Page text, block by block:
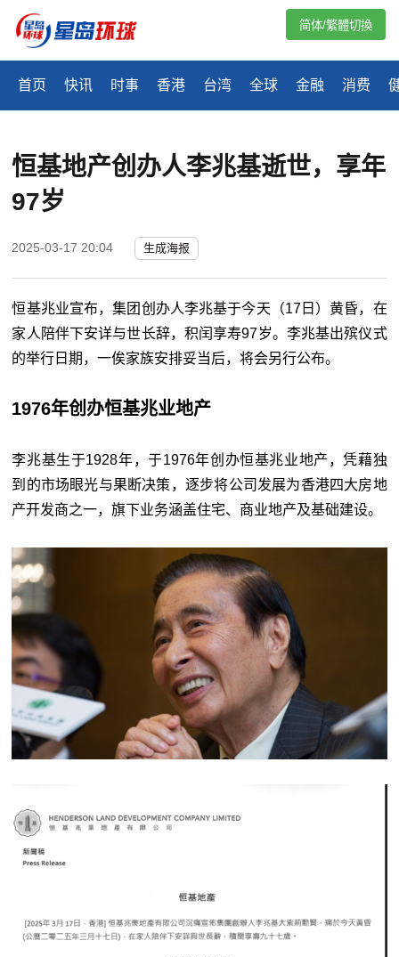
首页 快讯 时事 香港 台湾 全球 金融 消费
简体/繁體切換
恒基地产创办人李兆基逝世‎，享年
97岁
2025-03-17 20:04 生成海报
恒基兆业宣布，集团创办人李兆基于今天（17日）黄昏，在
家人陪伴下安详与世长辞，积闰享寿97岁。李兆基出殡仪式
的举行日期，一俟家族安排妥当后，将会另行公布。
1976年创办恒基兆业地产
李兆基生于1928年，于1976年创办恒基兆业地产，凭藉独
到的市场眼光与果断决策，逐步将公司发展为香港四大房地
产开发商之一，旗下业务涵盖住宅、商业地产及基础建设。